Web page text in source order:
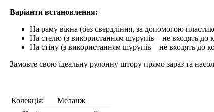
Варіанти встановлення:
На раму вікна (без свердління, за допомогою
На стелю (з використанням шурупів – не входять до
На стіну (з використанням шурупів – не входять до
Замовте свою ідеальну рулонну штору прямо зараз та
Колекція:
Меланж